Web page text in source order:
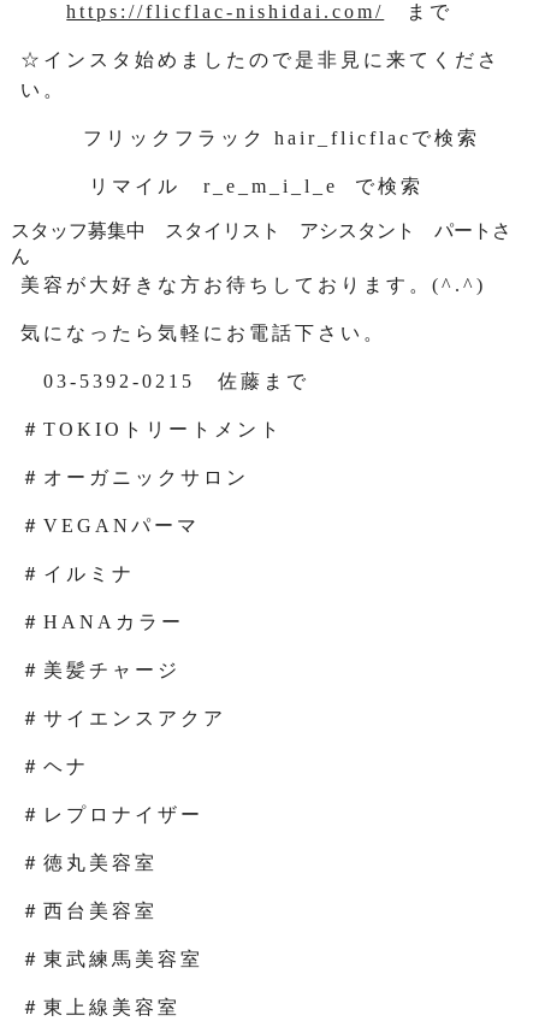
https://flicflac-nishidai.com/ まで
☆インスタ始めましたので是非見に来てくださ
い。
フリックフラック hair_flicflacで検索
リマイル r_e_m_i_l_e で検索
スタッフ募集中 スタイリスト アシスタント パートさ
ん
美容が大好きな方お待ちしております。(^.^)
気になったら気軽にお電話下さい。
03-5392-0215 佐藤まで
＃TOKIOトリートメント
＃オーガニックサロン
＃VEGANパーマ
＃イルミナ
＃HANAカラー
＃美髪チャージ
＃サイエンスアクア
＃ヘナ
＃レプロナイザー
＃徳丸美容室
＃西台美容室
＃東武練馬美容室
＃東上線美容室